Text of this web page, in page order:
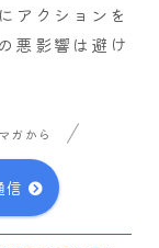
アクションを
悪影響は避け
ガから
信